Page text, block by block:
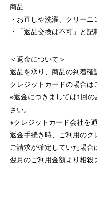
商品
お直しや洗濯、クリーニ
「返品交換は不可」と
＜返金について＞
返品を承り、商品の到着確
クレジットカードの場合は
※返金につきましては1回
さい。
※クレジットカード会社を
返金手続き時、ご利用の
ご請求が確定していた場合
翌月のご利用金額より相殺